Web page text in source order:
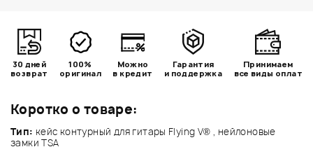
Коротко о товаре:
Тип: кейс контурный для гитары Flying V® , нейлоновые
замки TSA
30 дней
возврат
100%
оригинал
Можно
в кредит
Гарантия
и поддержка
Принимаем
все виды оплат